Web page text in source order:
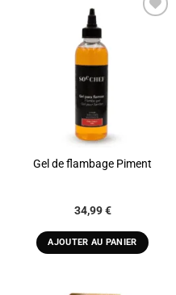
Gel de flambage Piment
34,99€
AJOUTER AU PANIER